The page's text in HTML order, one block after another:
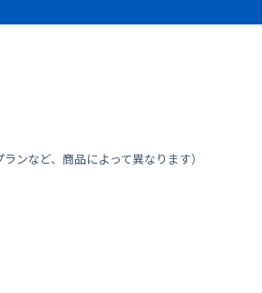
ンなど、商品によって異なります）